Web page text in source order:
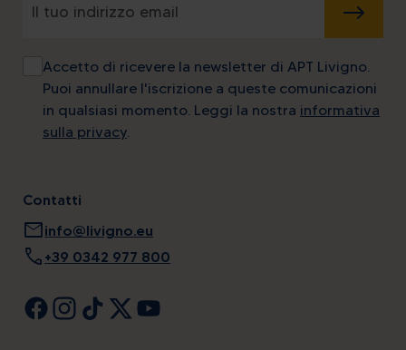
INVIA
Accetto di ricevere la newsletter di APT Livigno.
Puoi annullare l'iscrizione a queste comunicazioni
in qualsiasi momento. Leggi la nostra informativa
sulla privacy.
Contatti
mailinfo@livigno.eu
call +39 0342 977 800